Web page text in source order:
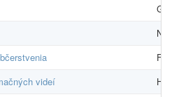
videí
H